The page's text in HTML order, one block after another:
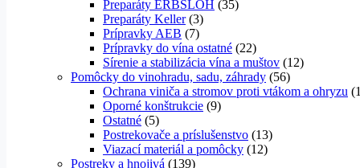
Preparáty ERBSLÖH (35)
Preparáty Keller (3)
Prípravky AEB (7)
Prípravky do vína ostatné (22)
Sírenie a stabilizácia vína a muštov (12)
Pomôcky do vinohradu, sadu, záhrady (56)
Ochrana viniča a stromov proti vtákom a ohryzu
Oporné konštrukcie (9)
Ostatné (5)
Postrekovače a príslušenstvo (13)
Viazací materiál a pomôcky (12)
Postreky a hnojivá (139)